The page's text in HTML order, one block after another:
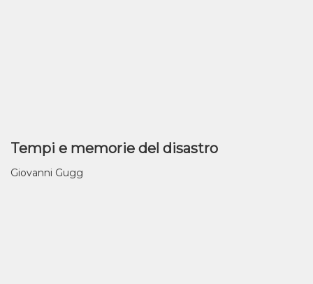
Tempi e memorie del disastro
Giovanni Gugg